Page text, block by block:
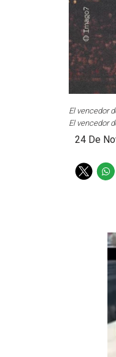
El vencedor
El vencedor
24 De
T
W
a
p